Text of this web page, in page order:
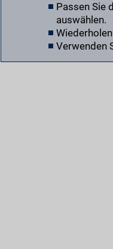
Passen Sie
auswählen.
Verwenden